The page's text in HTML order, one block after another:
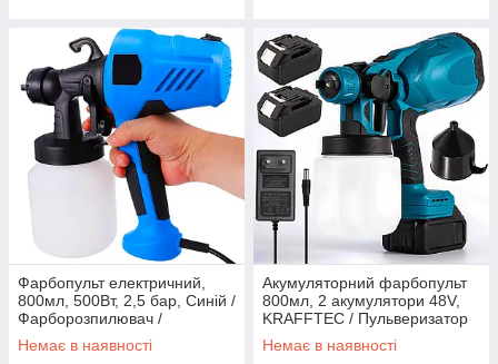
Фарбопульт електричний,
800мл, 500Вт, 2,5 бар, Синій /
Фарборозпилювач /
Фарбовий пістолет
розпилювач
Немає в наявності
Акумуляторний фарбопульт
800мл, 2 акумулятори 48V,
KRAFFTEC / Пульверизатор
для фарби / Розпилювач
фарби
Немає в наявності